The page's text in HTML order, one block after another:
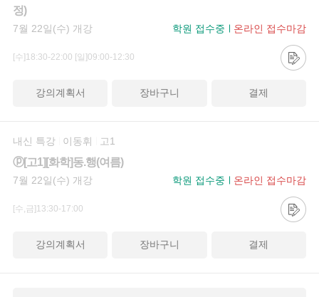
정)
7월 22일(수) 개강 학원 접수중 온라인 접수마감
[수]18:30-22:00 [일]09:00-12:30
강의계획서 장바구니 결제
내신 특강 이동휘 고1
ⓟ[고1][화학]동.행(여름)
7월 22일(수) 개강 학원 접수중 온라인 접수마감
[수,금]13:30-17:00
강의계획서 장바구니 결제